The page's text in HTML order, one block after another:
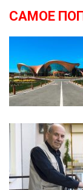
САМОЕ